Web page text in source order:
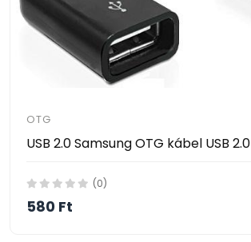
OTG
USB 2.0 Samsung OTG kábel USB 2.0
(0)
580 Ft